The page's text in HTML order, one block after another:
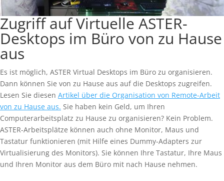
Zugriff auf Virtuelle ASTER-
Desktops im Büro von zu Hause
aus
Es ist möglich, ASTER Virtual Desktops im Büro zu organisieren.
Dann können Sie von zu Hause aus auf die Desktops zugreifen.
Lesen Sie diesen Artikel über die Organisation von Remote-Arbeit
von zu Hause aus. Sie haben kein Geld, um Ihren
Computerarbeitsplatz zu Hause zu organisieren? Kein Problem.
ASTER-Arbeitsplätze können auch ohne Monitor, Maus und
Tastatur funktionieren (mit Hilfe eines Dummy-Adapters zur
Virtualisierung des Monitors). Sie können Ihre Tastatur, Ihre Maus
und Ihren Monitor aus dem Büro mit nach Hause nehmen.